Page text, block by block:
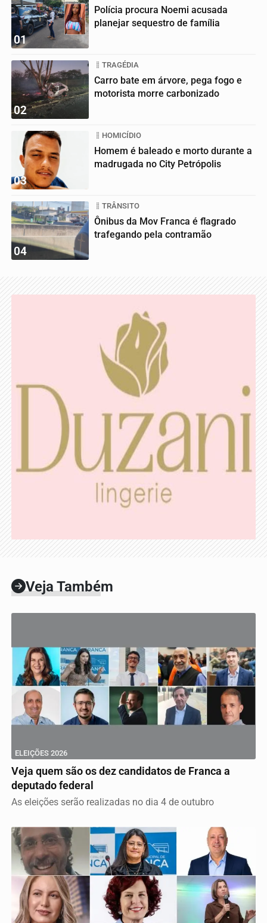
01
Polícia procura Noemi acusada
planejar sequestro de família
02
TRAGÉDIA
Carro bate em árvore, pega fogo e
motorista morre carbonizado
03
HOMICÍDIO
Homem é baleado e morto durante a
madrugada no City Petrópolis
04
TRÂNSITO
Ônibus da Mov Franca é flagrado
trafegando pela contramão
Veja Também
ELEIÇÕES 2026
Veja quem são os dez candidatos de Franca a
deputado federal
As eleições serão realizadas no dia 4 de outubro